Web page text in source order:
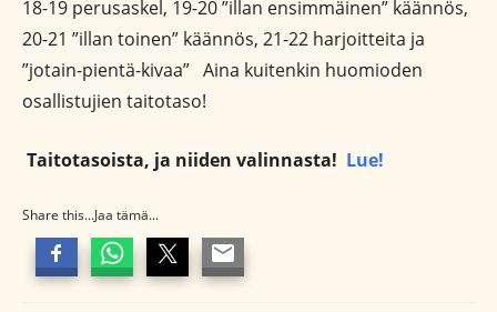
18-19 perusaskel, 19-20 ”illan ensimmäinen” käännös,
20-21 ”illan toinen” käännös, 21-22 harjoitteita ja
”jotain-pientä-kivaa” Aina kuitenkin huomioden
osallistujien taitotaso!
Taitotasoista, ja niiden valinnasta! Lue!
Share this...Jaa tämä...